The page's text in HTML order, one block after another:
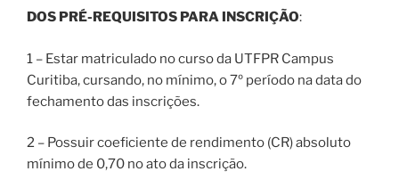
DOS PRÉ-REQUISITOS PARA INSCRIÇÃO:
1 – Estar matriculado no curso da UTFPR Campus
Curitiba, cursando, no mínimo, o 7º período na data do
fechamento das inscrições.
2 – Possuir coeficiente de rendimento (CR) absoluto
mínimo de 0,70 no ato da inscrição.